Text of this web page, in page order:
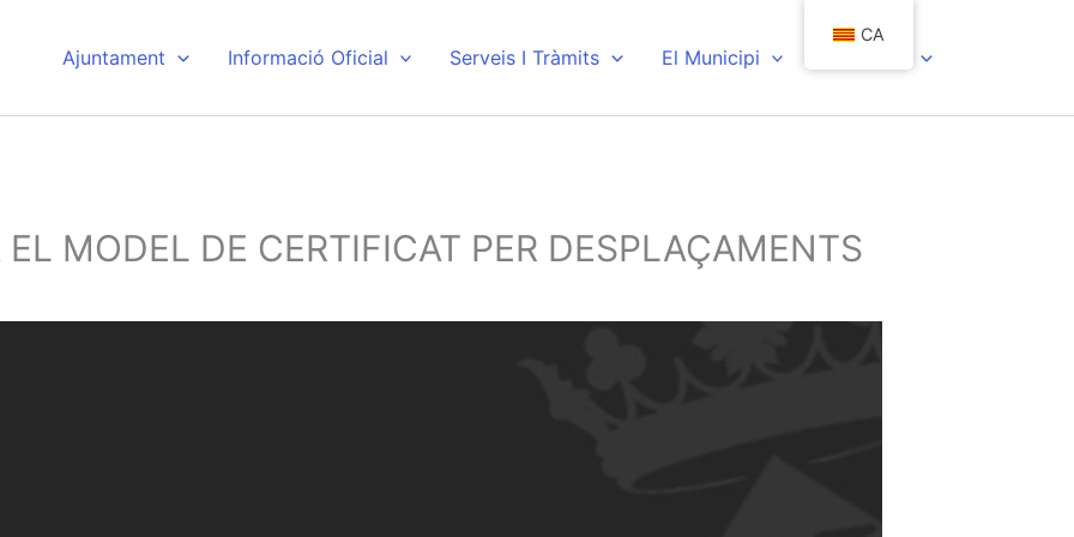
Ajuntament Informació Oficial Serveis I Tràmits El Municipi
MODEL DE CERTIFICAT PER DESPLAÇAMENTS
CA